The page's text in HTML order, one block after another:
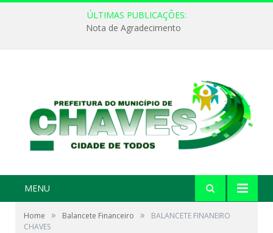
ÚLTIMAS PUBLICAÇÕES:
Nota de Agradecimento
MENU
Home » Balancete Financeiro »
BALANCETE FINANEIRO
CHAVES